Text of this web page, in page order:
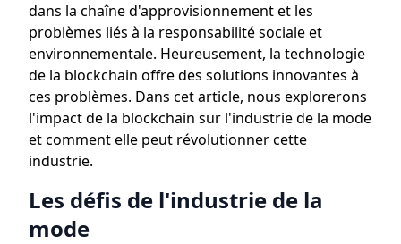
dans la chaîne d'approvisionnement et les
problèmes liés à la responsabilité sociale et
environnementale. Heureusement, la technologie
de la blockchain offre des solutions innovantes à
ces problèmes. Dans cet article, nous explorerons
l'impact de la blockchain sur l'industrie de la mode
et comment elle peut révolutionner cette
industrie.
Les défis de l'industrie de la
mode